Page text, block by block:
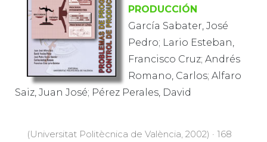
PRODUCCIÓN
García Sabater, José
Pedro; Lario Esteban,
Francisco Cruz; Andrés
Romano, Carlos; Alfaro
Saiz, Juan José; Pérez Perales, David
(Universitat Politècnica de València, 2002) · 168